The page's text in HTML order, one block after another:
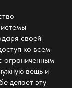
своей
ко всем
ограниченным
вещь и
делает эту